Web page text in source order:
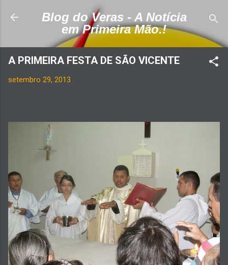
Pular para o conteúdo principal
Blog do Veras - A Notícia
em Primeira Mão.!
A PRIMEIRA FESTA DE SÃO VICENTE
setembro 29, 2013